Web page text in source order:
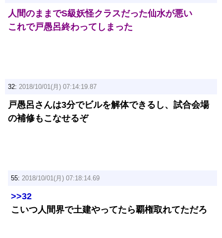
人間のままでS級妖怪クラスだった仙水が悪い
これで戸愚呂終わってしまった
32: 2018/10/01(月) 07:14:19.87
戸愚呂さんは3分でビルを解体できるし、試合会場
の補修もこなせるぞ
55: 2018/10/01(月) 07:18:14.69
>>32
こいつ人間界で土建やってたら覇権取れてただろ